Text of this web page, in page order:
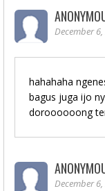
December
hahahaha
bagus juga ijo
doroooooong
December